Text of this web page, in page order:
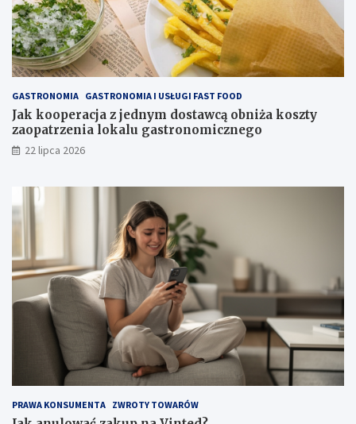
GASTRONOMIA GASTRONOMIA I USŁUGI FAST FOOD
Jak kooperacja z jednym dostawcą obniża koszty
zaopatrzenia lokalu gastronomicznego
22 lipca 2026
PRAWA KONSUMENTA ZWROTY TOWARÓW